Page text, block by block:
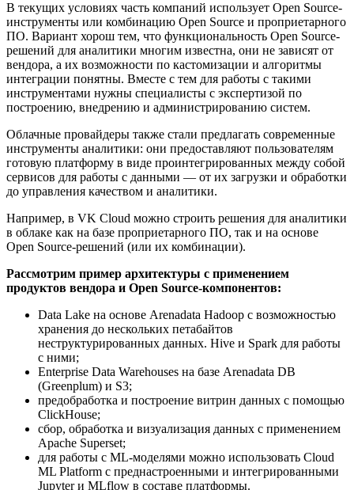
В текущих условиях часть компаний использует Open Source-
инструменты или комбинацию Open Source и проприетарного
ПО. Вариант хорош тем, что функциональность Open Source-
решений для аналитики многим известна, они не зависят от
вендора, а их возможности по кастомизации и алгоритмы
интеграции понятны. Вместе с тем для работы с такими
инструментами нужны специалисты с экспертизой по
построению, внедрению и администрированию систем.
Облачные провайдеры также стали предлагать современные
инструменты аналитики: они предоставляют пользователям
готовую платформу в виде проинтегрированных между собой
сервисов для работы с данными — от их загрузки и обработки
до управления качеством и аналитики.
Например, в VK Cloud можно строить решения для аналитики
в облаке как на базе проприетарного ПО, так и на основе
Open Source-решений (или их комбинации).
Рассмотрим пример архитектуры c применением
продуктов вендора и Open Source-компонентов:
Data Lake на основе Arenadata Hadoop с возможностью
хранения до нескольких петабайтов
неструктурированных данных. Hive и Spark для работы
с ними;
Enterprise Data Warehouses на базе Arenadata DB
(Greenplum) и S3;
предобработка и построение витрин данных с помощью
ClickHouse;
сбор, обработка и визуализация данных с применением
Apache Superset;
для работы с ML-моделями можно использовать Cloud
ML Platform с преднастроенными и интегрированными
Jupyter и MLflow в составе платформы.